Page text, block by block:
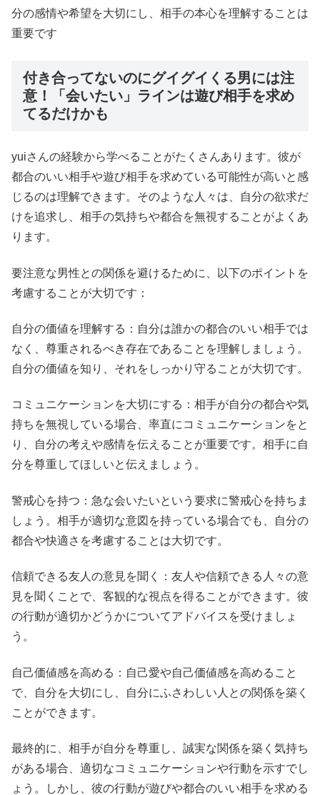
分の感情や希望を大切にし、相手の本心を理解することは
重要です
付き合ってないのにグイグイくる男には注
意！「会いたい」ラインは遊び相手を求め
てるだけかも
yuiさんの経験から学べることがたくさんあります。彼が
都合のいい相手や遊び相手を求めている可能性が高いと感
じるのは理解できます。そのような人々は、自分の欲求だ
けを追求し、相手の気持ちや都合を無視することがよくあ
ります。
要注意な男性との関係を避けるために、以下のポイントを
考慮することが大切です：
自分の価値を理解する：自分は誰かの都合のいい相手では
なく、尊重されるべき存在であることを理解しましょう。
自分の価値を知り、それをしっかり守ることが大切です。
コミュニケーションを大切にする：相手が自分の都合や気
持ちを無視している場合、率直にコミュニケーションをと
り、自分の考えや感情を伝えることが重要です。相手に自
分を尊重してほしいと伝えましょう。
警戒心を持つ：急な会いたいという要求に警戒心を持ちま
しょう。相手が適切な意図を持っている場合でも、自分の
都合や快適さを考慮することは大切です。
信頼できる友人の意見を聞く：友人や信頼できる人々の意
見を聞くことで、客観的な視点を得ることができます。彼
の行動が適切かどうかについてアドバイスを受けましょ
う。
自己価値感を高める：自己愛や自己価値感を高めること
で、自分を大切にし、自分にふさわしい人との関係を築く
ことができます。
最終的に、相手が自分を尊重し、誠実な関係を築く気持ち
がある場合、適切なコミュニケーションや行動を示すでし
ょう。しかし、彼の行動が遊びや都合のいい相手を求める